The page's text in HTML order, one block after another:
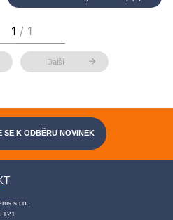
Další arrow_forward
SE K ODBĚRU NOVINEK
s.r.o.
121